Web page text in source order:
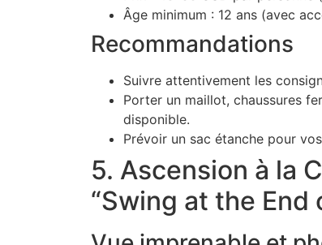
Âge minimum : 12 ans (avec
Recommandations
Suivre attentivement les
Porter un maillot, chaussures
disponible.
Prévoir un sac étanche pour
5. Ascension à la
“Swing at the End